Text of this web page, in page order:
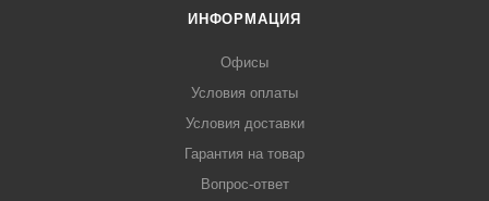
ИНФОРМАЦИЯ
Офисы
Условия оплаты
Условия доставки
Гарантия на товар
Вопрос-ответ